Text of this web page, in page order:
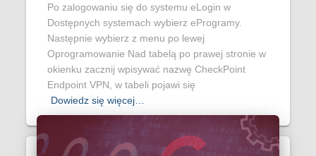
Po zalogowaniu się do systemu eLogin w
Dostępnych systemach wybierz eProgramy.
Następnie wybierz z menu po lewej
Oprogramowanie Nad tabelą po prawej stronie w
okienku zacznij wpisywać nazwę CheckPoint
Endpoint VPN, w tabeli pojawi się
Dowiedz się więcej…